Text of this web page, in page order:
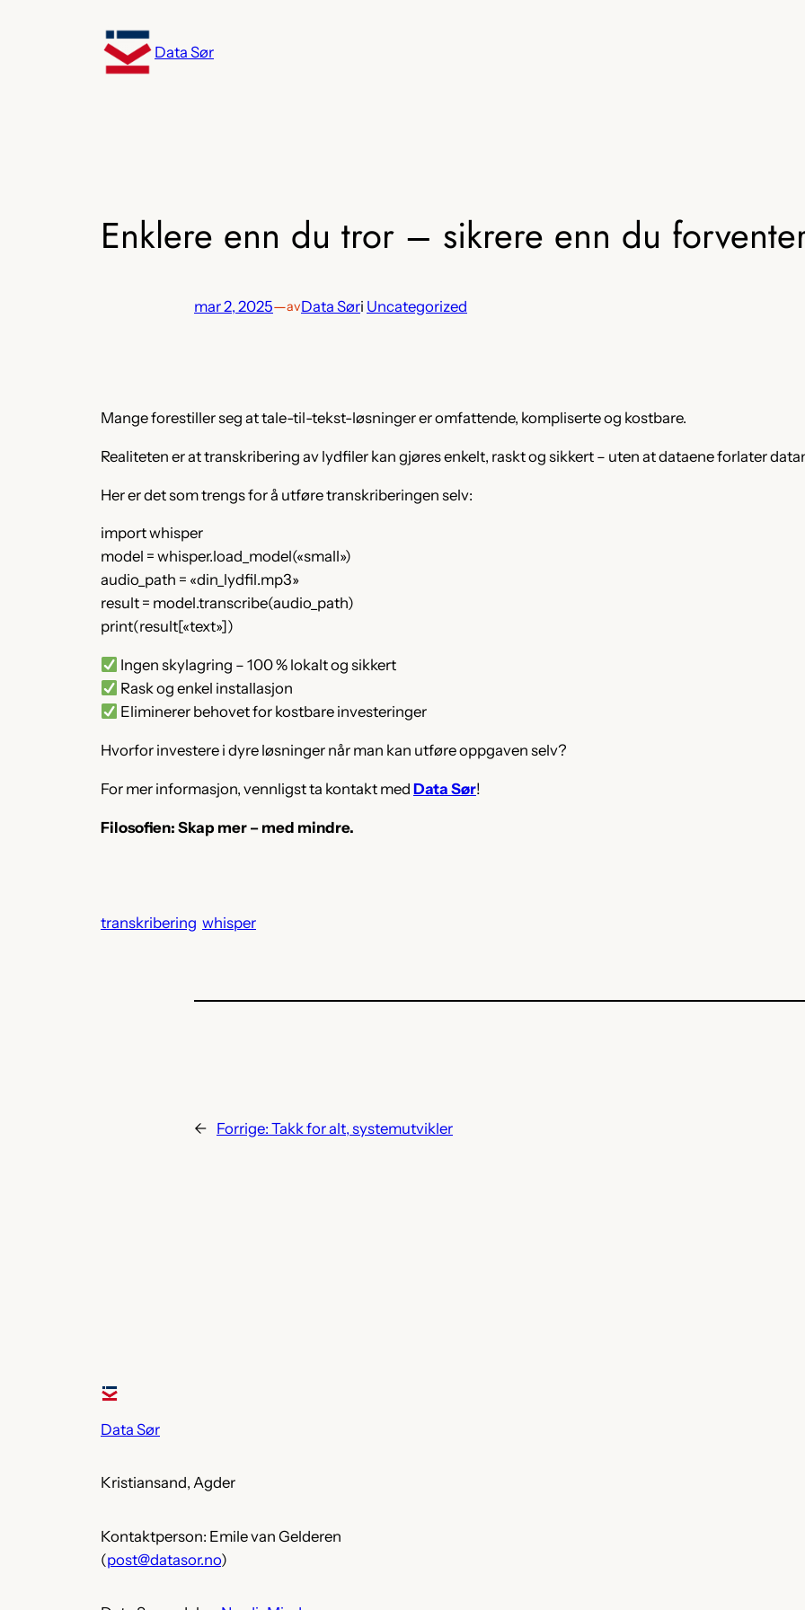
Data Sør
Enklere enn du tror – sikrere enn du
mar 2, 2025—avData Søri Uncategorized
Mange forestiller seg at tale-til-tekst-løsninger er omfattende, kompliserte og kostbare.
Realiteten er at transkribering av lydfiler kan gjøres enkelt, raskt og sikkert – uten at dataene forlater
Her er det som trengs for å utføre transkriberingen selv:
import whisper
model = whisper.load_model(«small»)
audio_path = «din_lydfil.mp3»
result = model.transcribe(audio_path)
print(result[«text»])
Ingen skylagring – 100 % lokalt og sikkert
Rask og enkel installasjon
Eliminerer behovet for kostbare investeringer
Hvorfor investere i dyre løsninger når man kan utføre oppgaven selv?
For mer informasjon, vennligst ta kontakt med Data Sør!
Filosofien: Skap mer – med mindre.
transkribering whisper
← Forrige: Takk for alt, systemutvikler
Data Sør
Kristiansand, Agder
Kontaktperson: Emile van Gelderen
(post@datasor.no)